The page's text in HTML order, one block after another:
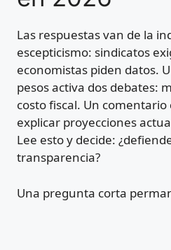
Las respuestas van de la
escepticismo: sindicatos
economistas piden datos.
pesos activa dos debates:
costo fiscal. Un
explicar proyecciones
Lee esto y decide:
transparencia?
Una pregunta corta